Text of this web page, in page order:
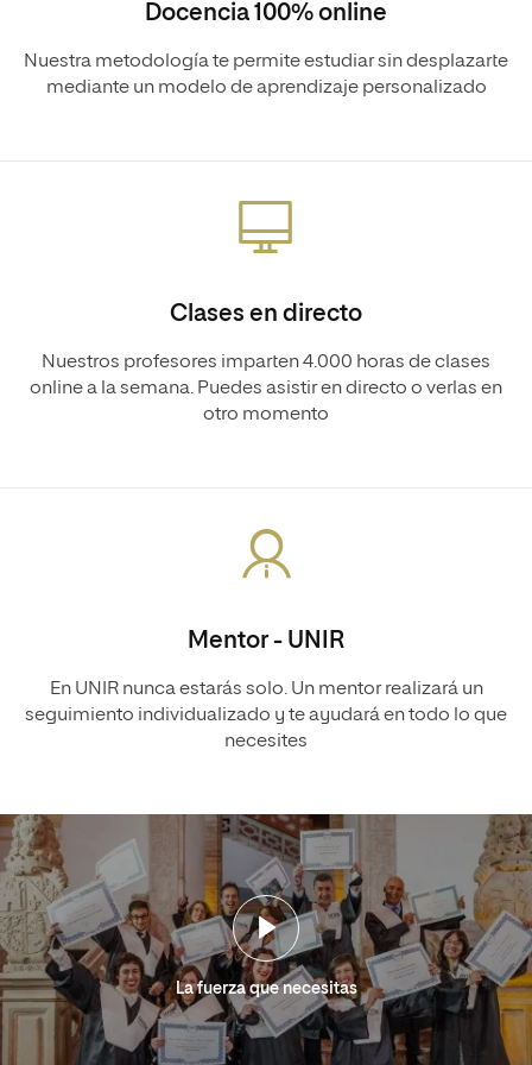
Docencia 100% online
Nuestra metodología te permite estudiar sin desplazarte
mediante un modelo de aprendizaje personalizado
Clases en directo
Nuestros profesores imparten 4.000 horas de clases
online a la semana. Puedes asistir en directo o verlas en
otro momento
Mentor - UNIR
En UNIR nunca estarás solo. Un mentor realizará un
seguimiento individualizado y te ayudará en todo lo que
necesites
La fuerza que necesitas